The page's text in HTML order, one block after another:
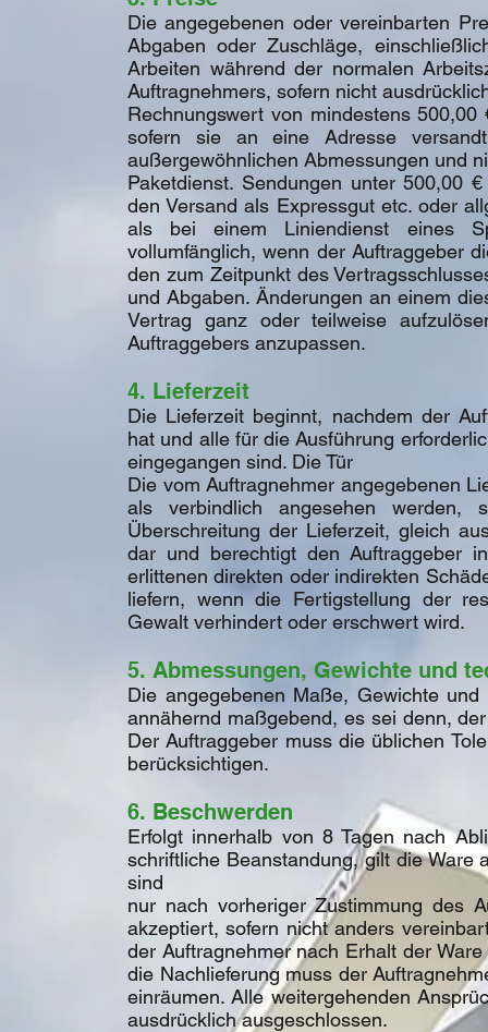
Die angegebenen oder vereinbarten
Abgaben oder Zuschläge,
Arbeiten während der normalen
Auftragnehmers, sofern nicht
Rechnungswert von mindestens
sofern sie an eine Adresse
außergewöhnlichen Abmessungen und
Paketdienst. Sendungen unter 500,00
den Versand als Expressgut etc. oder
als bei einem Liniendienst eines
vollumfänglich, wenn der Auftraggeber
den zum Zeitpunkt des
und Abgaben. Änderungen an einem
Vertrag ganz oder teilweise
Auftraggebers anzupassen.
4. Lieferzeit
Die Lieferzeit beginnt, nachdem der
hat und alle für die Ausführung
eingegangen sind. Die Tür
Die vom Auftragnehmer angegebenen
als verbindlich angesehen werden,
Überschreitung der Lieferzeit, gleich
dar und berechtigt den Auftraggeber
erlittenen direkten oder indirekten
liefern, wenn die Fertigstellung der
Gewalt verhindert oder erschwert wird.
5. Abmessungen, Gewichte und
Die angegebenen Maße, Gewichte
annähernd maßgebend, es sei denn,
Der Auftraggeber muss die üblichen
berücksichtigen.
6. Beschwerden
Erfolgt innerhalb von 8 Tagen nach
schriftliche Beanstandung, gilt die Ware
sind
nur nach vorheriger Zustimmung des
akzeptiert, sofern nicht anders
der Auftragnehmer nach Erhalt der
die Nachlieferung muss der
einräumen. Alle weitergehenden
ausdrücklich ausgeschlossen.